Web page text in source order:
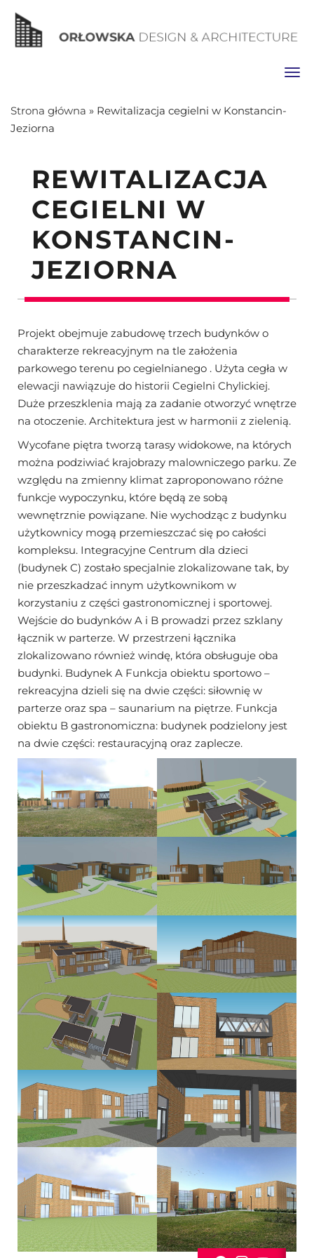
Strona główna » Rewitalizacja cegielni w Konstancin-
Jeziorna
REWITALIZACJA
CEGIELNI W
KONSTANCIN-
JEZIORNA
Projekt obejmuje zabudowę trzech budynków o
charakterze rekreacyjnym na tle założenia
parkowego terenu po cegielnianego . Użyta cegła w
elewacji nawiązuje do historii Cegielni Chylickiej.
Duże przeszklenia mają za zadanie otworzyć wnętrze
na otoczenie. Architektura jest w harmonii z zielenią.
Wycofane piętra tworzą tarasy widokowe, na których
można podziwiać krajobrazy malowniczego parku. Ze
względu na zmienny klimat zaproponowano różne
funkcje wypoczynku, które będą ze sobą
wewnętrznie powiązane. Nie wychodząc z budynku
użytkownicy mogą przemieszczać się po całości
kompleksu. Integracyjne Centrum dla dzieci
(budynek C) zostało specjalnie zlokalizowane tak, by
nie przeszkadzać innym użytkownikom w
korzystaniu z części gastronomicznej i sportowej.
Wejście do budynków A i B prowadzi przez szklany
łącznik w parterze. W przestrzeni łącznika
zlokalizowano również windę, która obsługuje oba
budynki. Budynek A Funkcja obiektu sportowo –
rekreacyjna dzieli się na dwie części: siłownię w
parterze oraz spa – saunarium na piętrze. Funkcja
obiektu B gastronomiczna: budynek podzielony jest
na dwie części: restauracyjną oraz zaplecze.